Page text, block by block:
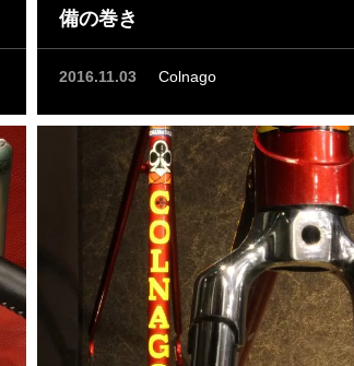
備の巻き
2016.11.03 Colnago